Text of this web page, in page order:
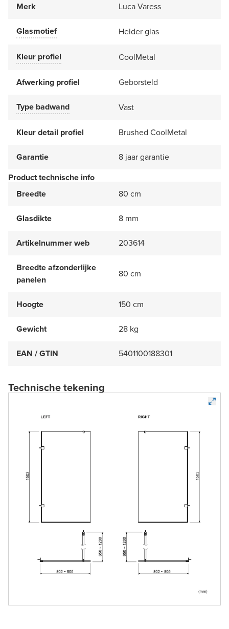
Merk Luca Varess
Glasmotief Helder glas
Kleur profiel CoolMetal
Afwerking profiel Geborsteld
Type badwand Vast
Kleur detail profiel Brushed CoolMetal
Garantie
8 jaar garantie
Product technische info
Breedte
80 cm
Glasdikte 8 mm
Artikelnummer web 203614
Breedte afzonderlijke
panelen
80 cm
Hoogte 150 cm
Gewicht 28 kg
EAN / GTIN 5401100188301
Technische tekening